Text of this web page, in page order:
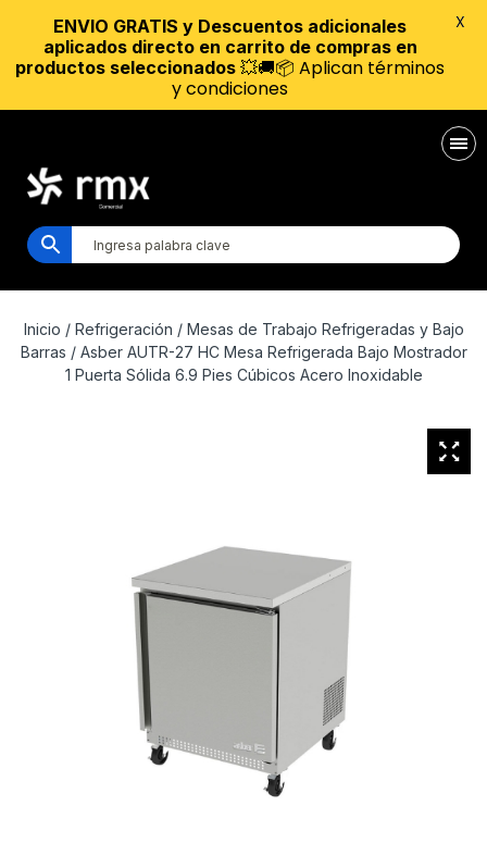
Inicio / Refrigeración / Mesas de Trabajo Refrigeradas y Bajo
Barras / Asber AUTR-27 HC Mesa Refrigerada Bajo Mostrador
1 Puerta Sólida 6.9 Pies Cúbicos Acero Inoxidable
ENVIO GRATIS y Descuentos adicionales
aplicados directo en carrito de compras en
productos seleccionados 💥🚚📦 Aplican términos
y condiciones
X